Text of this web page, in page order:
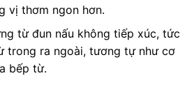
vị thơm ngon hơn.
từ đun nấu không tiếp xúc, tức
trong ra ngoài, tương tự như cơ
bếp từ.